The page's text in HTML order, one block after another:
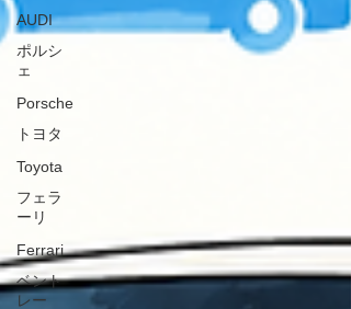
AUDI
ポルシ
ェ
Porsche
トヨタ
Toyota
フェラ
ーリ
Ferrari
ベント
レー